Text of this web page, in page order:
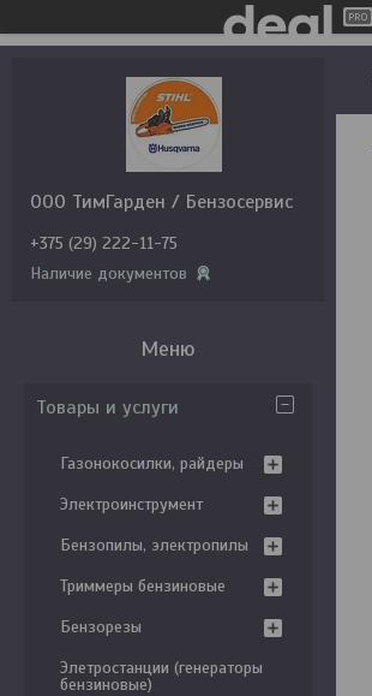
ООО ТимГарден / Бензосервис
+375 (29) 222-11-75
Наличие документов
Товары и услуги
Газонокосилки, райдеры
Электроинструмент
Бензопилы, электропилы
Триммеры бензиновые
Бензорезы
Элетростанции (генераторы
бензиновые)